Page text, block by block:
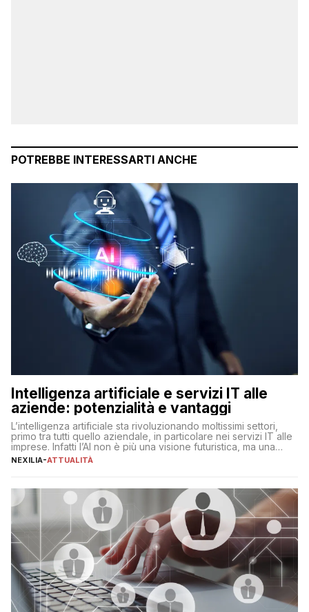
POTREBBE INTERESSARTI ANCHE
Intelligenza artificiale e servizi IT alle
aziende: potenzialità e vantaggi
L’intelligenza artificiale sta rivoluzionando moltissimi settori,
primo tra tutti quello aziendale, in particolare nei servizi IT alle
imprese. Infatti l’AI non è più una visione futuristica, ma una
realtà operativa che sta portando a un cambio significativo in
operazioni, bensì comporta […]
NEXILIA-ATTUALITÀ